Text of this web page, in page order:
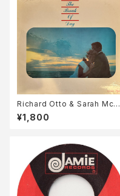
Richard Otto & Sarah McLa
wler / At The Break Of Day
¥1,800